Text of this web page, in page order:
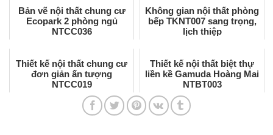
Bản vẽ nội thất chung cư
Ecopark 2 phòng ngủ
NTCC036
Không gian nội thất phòng
bếp TKNT007 sang trọng,
lịch thiệp
Thiết kế nội thất chung cư
đơn giản ấn tượng
NTCC019
Thiết kế nội thất biệt thự
liền kề Gamuda Hoàng Mai
NTBT003